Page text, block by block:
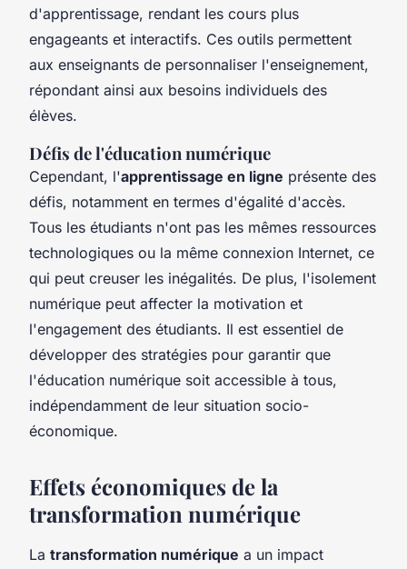
d'apprentissage, rendant les cours plus
engageants et interactifs. Ces outils permettent
aux enseignants de personnaliser l'enseignement,
répondant ainsi aux besoins individuels des
élèves.
Défis de l'éducation numérique
Cependant, l'apprentissage en ligne présente des
défis, notamment en termes d'égalité d'accès.
Tous les étudiants n'ont pas les mêmes ressources
technologiques ou la même connexion Internet, ce
qui peut creuser les inégalités. De plus, l'isolement
numérique peut affecter la motivation et
l'engagement des étudiants. Il est essentiel de
développer des stratégies pour garantir que
l'éducation numérique soit accessible à tous,
indépendamment de leur situation socio-
économique.
Effets économiques de la
transformation numérique
La transformation numérique a un impact